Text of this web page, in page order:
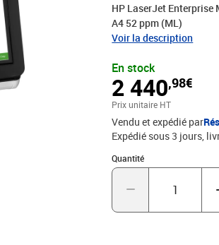
HP LaserJet Enterprise
A4 52 ppm (ML)
Voir la description
En stock
2 440,98€
Prix unitaire HT
Vendu et expédié par
Expédié sous 3 jours
Quantité
Quantité : 1